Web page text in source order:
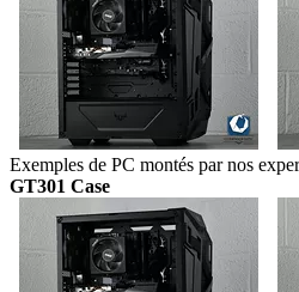
Exemples de PC montés par nos
GT301 Case